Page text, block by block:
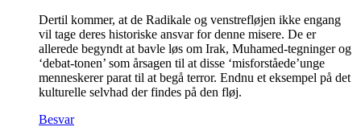
Dertil kommer, at de Radikale og venstrefløjen ikke engang
vil tage deres historiske ansvar for denne misere. De er
allerede begyndt at bavle løs om Irak, Muhamed-tegninger og
‘debat-tonen’ som årsagen til at disse ‘misforståede’unge
menneskerer parat til at begå terror. Endnu et eksempel på det
kulturelle selvhad der findes på den fløj.
Besvar